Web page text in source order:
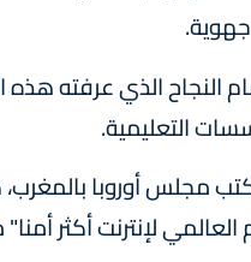
مجلس أوروبا
العالمي لإنترنت أكثر